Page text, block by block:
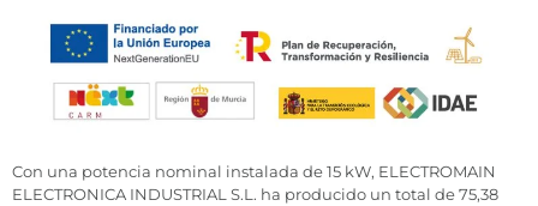
Con una potencia nominal instalada de 15 kW, ELECTROMAIN
ELECTRONICA INDUSTRIAL S.L. ha producido un total de 75,38